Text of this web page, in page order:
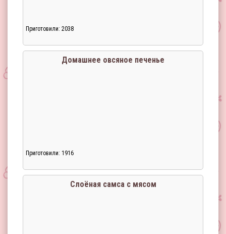
Приготовили: 2038
Домашнее овсяное печенье
Приготовили: 1916
Cлоёная самса с мясом